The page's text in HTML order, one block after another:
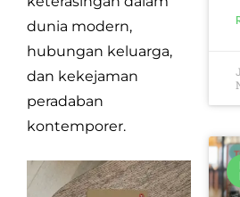
dunia modern,
hubungan keluarga,
dan kekejaman
peradaban
kontemporer.